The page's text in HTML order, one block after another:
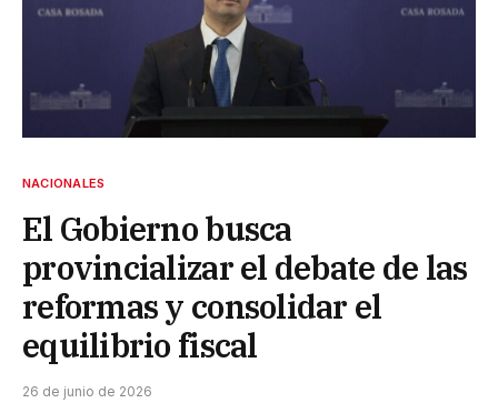
NACIONALES
El Gobierno busca
provincializar el debate de las
reformas y consolidar el
equilibrio fiscal
26 de junio de 2026